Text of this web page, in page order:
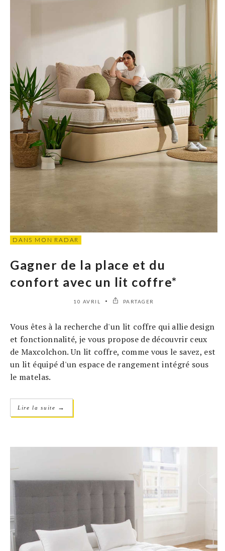
DANS MON RADAR
Gagner de la place et du
confort avec un lit coffre*
10 AVRIL PARTAGER
Vous êtes à la recherche d'un lit coffre qui allie design
et fonctionnalité, je vous propose de découvrir ceux
de Maxcolchon. Un lit coffre, comme vous le savez, est
un lit équipé d'un espace de rangement intégré sous
le matelas.
Lire la suite →